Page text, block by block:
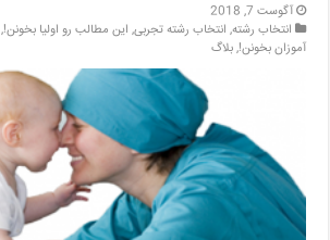
آگوست 7, 2018
انتخاب رشته, انتخاب رشته تجربی, این مطالب رو اولیا بخونن!,
آموزان بخونن!,بلاگ